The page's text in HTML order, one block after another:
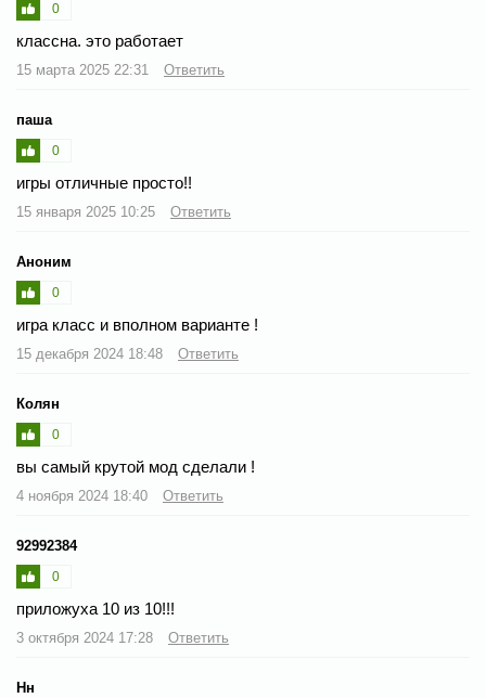
0
классна. это работает
15 марта 2025 22:31 Ответить
паша
0
игры отличные просто!!
15 января 2025 10:25 Ответить
Аноним
0
игра класс и вполном варианте !
15 декабря 2024 18:48 Ответить
Колян
0
вы самый крутой мод сделали !
4 ноября 2024 18:40 Ответить
92992384
0
приложуха 10 из 10!!!
3 октября 2024 17:28 Ответить
Нн